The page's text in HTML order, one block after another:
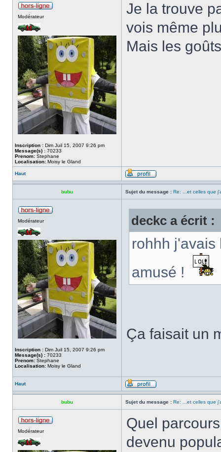
Modérateur
Inscription : Dim Juil 15, 2007 9:26 pm
Message(s) : 70233
Prenom: Stephane
Localisation: Moisy le Gland
Je la trouve
vois même
Mais les
Haut
bubu Sujet du message : Re: ...et celles que
Modérateur
Inscription : Dim Juil 15, 2007 9:26 pm
Message(s) : 70233
Prenom: Stephane
Localisation: Moisy le Gland
deckc a écrit :
rohhh j'avais
amusé !
Ça faisait un
Haut
bubu Sujet du message : Re: ...et celles que
Modérateur
Quel
devenu